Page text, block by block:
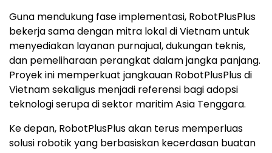
Guna mendukung fase implementasi, RobotPlusPlus
bekerja sama dengan mitra lokal di Vietnam untuk
menyediakan layanan purnajual, dukungan teknis,
dan pemeliharaan perangkat dalam jangka panjang.
Proyek ini memperkuat jangkauan RobotPlusPlus di
Vietnam sekaligus menjadi referensi bagi adopsi
teknologi serupa di sektor maritim Asia Tenggara.
Ke depan, RobotPlusPlus akan terus memperluas
solusi robotik yang berbasiskan kecerdasan buatan